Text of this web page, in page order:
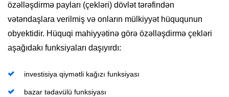
özəlləşdirmə payları (çekləri) dövlət tərəfindən
vətəndaşlara verilmiş və onların mülkiyyət hüququnun
obyektidir. Hüquqi mahiyyətinə görə özəlləşdirmə çekləri
aşağıdakı funksiyaları daşıyırdı:
investisiya qiymətli kağızı funksiyası
bazar tədavülü funksiyası